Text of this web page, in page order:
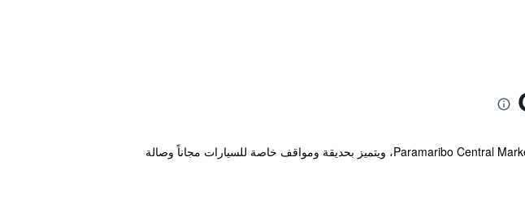
يقع مكان إقامة "Guesthouse AlbergoAlberga" في باراماريبو، على بعد 900 م من Paramaribo Central Market، ويتميز بحديقة ومواقف خاصة للسيارات مجاناً وصالة